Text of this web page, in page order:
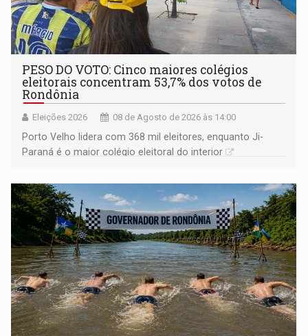
PESO DO VOTO: Cinco maiores colégios
eleitorais concentram 53,7% dos votos de
Rondônia
Eleições 2026 08 de Agosto de 2026 às 14:00
Porto Velho lidera com 368 mil eleitores, enquanto Ji-
Paraná é o maior colégio eleitoral do interior